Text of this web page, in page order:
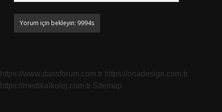
https://www.dansforum.com.tr https://onadesign.com.tr
https://medikalkolej.com.tr Sitemap